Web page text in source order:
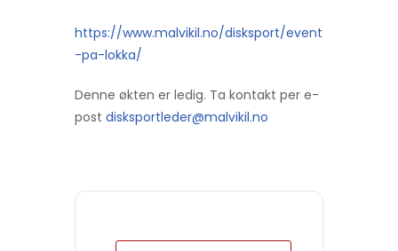
https://www.malvikil.no/disksport/event
-pa-lokka/
Denne økten er ledig. Ta kontakt per e-
post disksportleder@malvikil.no